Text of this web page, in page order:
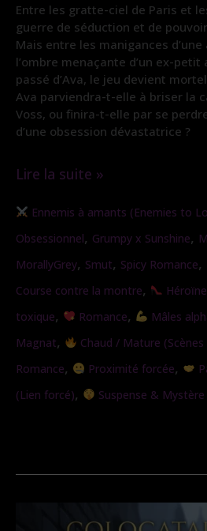
Entre les gratte-ciel de Paris et
guerre de séduction et de
Mais entre les manigances
l’ombre menaçante d’un ex-
passé d’Ava, le jeu devient
Ava parviendra-t-elle à briser la
Voss, ou finira-t-elle par se
d’une obsession dévastatrice ?
chaines
l’obsession
Lire la suite »
Ennemis à amants (Enemies to
Obsessionnel, Grumpy x Sunshine,
MorallyGrey, Smut, Spicy Romance,
Course contre la montre,
toxique, Romance, Mâles
Magnat, Chaud / Mature
Romance, Proximité forcée,
(Lien forcé), Suspense & Mystère